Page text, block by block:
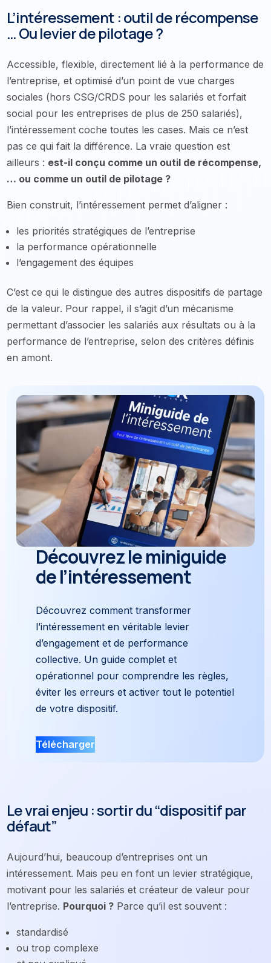
L’intéressement : outil de récompense
… Ou levier de pilotage ?
Accessible, flexible, directement lié à la performance de
l’entreprise, et optimisé d’un point de vue charges
sociales (hors CSG/CRDS pour les salariés et forfait
social pour les entreprises de plus de 250 salariés),
l’intéressement coche toutes les cases. Mais ce n’est
pas ce qui fait la différence. La vraie question est
ailleurs : est-il conçu comme un outil de récompense,
… ou comme un outil de pilotage ?
Bien construit, l’intéressement permet d’aligner :
les priorités stratégiques de l’entreprise
la performance opérationnelle
l’engagement des équipes
C’est ce qui le distingue des autres dispositifs de partage
de la valeur. Pour rappel, il s’agit d’un mécanisme
permettant d’associer les salariés aux résultats ou à la
performance de l’entreprise, selon des critères définis
en amont.
Découvrez le miniguide
de l’intéressement
Découvrez comment transformer
l’intéressement en véritable levier
d’engagement et de performance
collective. Un guide complet et
opérationnel pour comprendre les règles,
éviter les erreurs et activer tout le potentiel
de votre dispositif.
Télécharger
Le vrai enjeu : sortir du “dispositif par
défaut”
Aujourd’hui, beaucoup d’entreprises ont un
intéressement. Mais peu en font un levier stratégique,
motivant pour les salariés et créateur de valeur pour
l’entreprise. Pourquoi ? Parce qu’il est souvent :
standardisé
ou trop complexe